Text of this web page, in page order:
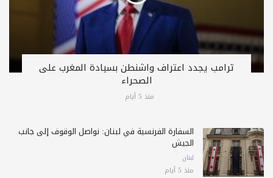
ترامب يجدد اعتراف واشنطن بسيادة المغرب على
الصحراء
منذ 5 أيام
السفارة الفرنسية في لبنان: نواصل الوقوف إلى جانب
الجيش
لبنان
منذ 5 أيام